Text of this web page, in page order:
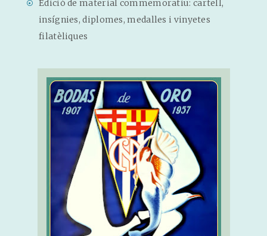
Edició de material commemoratiu: cartell,
insígnies, diplomes, medalles i vinyetes
filatèliques